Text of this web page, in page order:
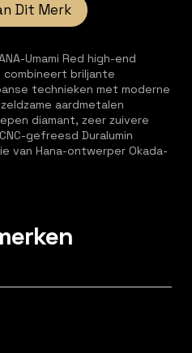
Dit Merk
Umami Red high-end
briljante
technieken met moderne
aardmetalen
diamant, zeer zuivere
gefreesd Duralumin
van Hana-ontwerper Okada-